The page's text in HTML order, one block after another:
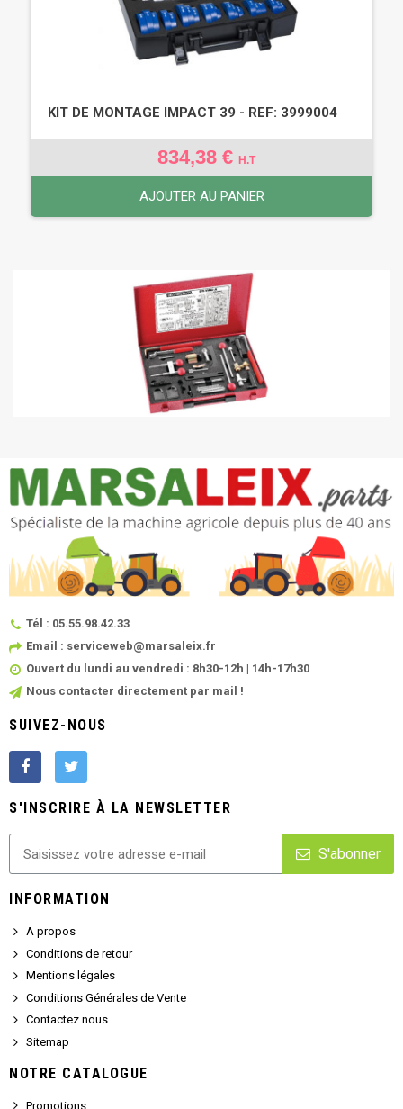
KIT DE MONTAGE IMPACT 39 - REF: 3999004
834,38 € H.T
AJOUTER AU PANIER
Tél : 05.55.98.42.33
Email : serviceweb@marsaleix.fr
Ouvert du lundi au vendredi : 8h30-12h | 14h-17h30
Nous contacter directement par mail !
SUIVEZ-NOUS
S'INSCRIRE À LA NEWSLETTER
S'abonner
INFORMATION
A propos
Conditions de retour
Mentions légales
Conditions Générales de Vente
Contactez nous
Sitemap
NOTRE CATALOGUE
Promotions